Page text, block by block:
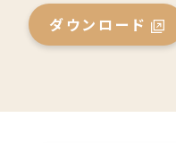
ダウンロード